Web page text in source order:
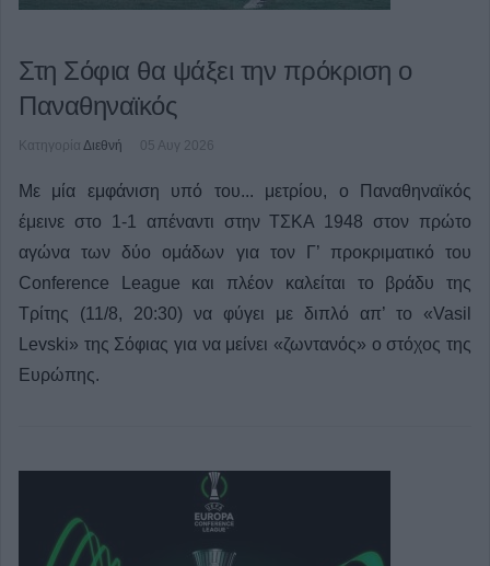
Στη Σόφια θα ψάξει την πρόκριση ο
Παναθηναϊκός
Κατηγορία Διεθνή 05 Αυγ 2026
Με μία εμφάνιση υπό του... μετρίου, ο Παναθηναϊκός
έμεινε στο 1-1 απέναντι στην ΤΣΚΑ 1948 στον πρώτο
αγώνα των δύο ομάδων για τον Γ’ προκριματικό του
Conference League και πλέον καλείται το βράδυ της
Τρίτης (11/8, 20:30) να φύγει με διπλό απ’ το «Vasil
Levski» της Σόφιας για να μείνει «ζωντανός» ο στόχος της
Ευρώπης.